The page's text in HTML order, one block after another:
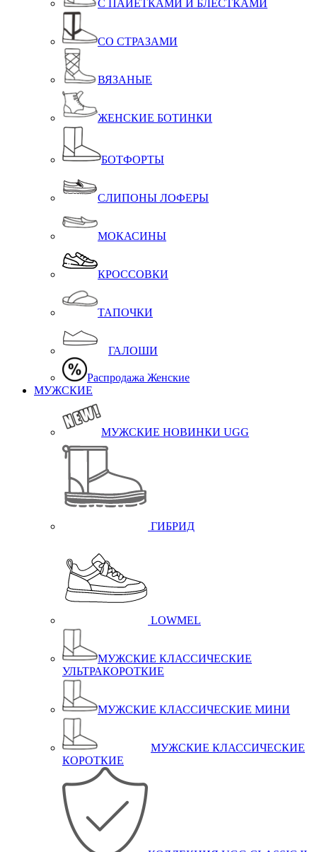
С ПАЙЕТКАМИ И БЛЕСТКАМИ
СО СТРАЗАМИ
ВЯЗАНЫЕ
ЖЕНСКИЕ БОТИНКИ
БОТФОРТЫ
СЛИПОНЫ ЛОФЕРЫ
МОКАСИНЫ
КРОССОВКИ
ТАПОЧКИ
ГАЛОШИ
Распродажа Женские
МУЖСКИЕ
МУЖСКИЕ НОВИНКИ UGG
ГИБРИД
LOWMEL
МУЖСКИЕ КЛАССИЧЕСКИЕ
УЛЬТРАКОРОТКИЕ
МУЖСКИЕ КЛАССИЧЕСКИЕ МИНИ
МУЖСКИЕ КЛАССИЧЕСКИЕ
КОРОТКИЕ